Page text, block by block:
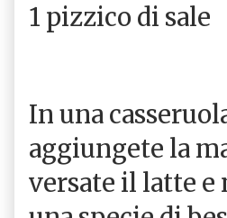
1 pizzico di sale
In una
aggiungete la
versate il latte e